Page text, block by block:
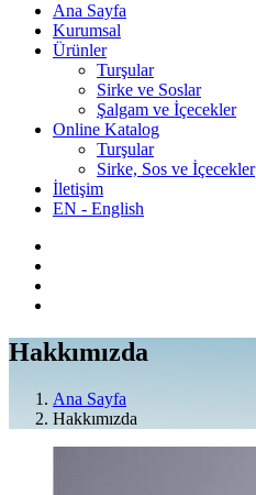
Ana Sayfa
Kurumsal
Ürünler
Turşular
Sirke ve Soslar
Şalgam ve İçecekler
Online Katalog
Turşular
Sirke, Sos ve İçecekler
İletişim
EN - English
Hakkımızda
Ana Sayfa
Hakkımızda